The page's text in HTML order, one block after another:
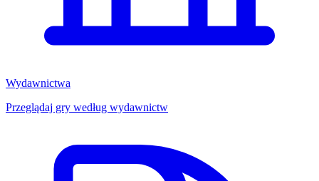
Wydawnictwa
Przeglądaj gry według wydawnictw